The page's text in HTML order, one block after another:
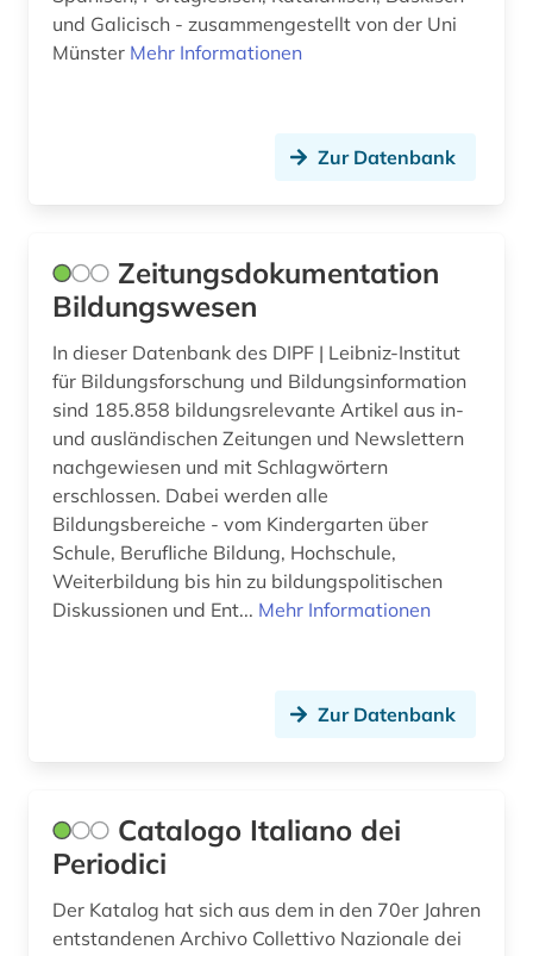
und Galicisch - zusammengestellt von der Uni
Münster Mehr Informationen
Zur Datenbank
Zeitungsdokumentation
Bildungswesen
In dieser Datenbank des DIPF | Leibniz-Institut
für Bildungsforschung und Bildungsinformation
sind 185.858 bildungsrelevante Artikel aus in-
und ausländischen Zeitungen und Newslettern
nachgewiesen und mit Schlagwörtern
erschlossen. Dabei werden alle
Bildungsbereiche - vom Kindergarten über
Schule, Berufliche Bildung, Hochschule,
Weiterbildung bis hin zu bildungspolitischen
Diskussionen und Ent... Mehr Informationen
Zur Datenbank
Catalogo Italiano dei
Periodici
Der Katalog hat sich aus dem in den 70er Jahren
entstandenen Archivo Collettivo Nazionale dei